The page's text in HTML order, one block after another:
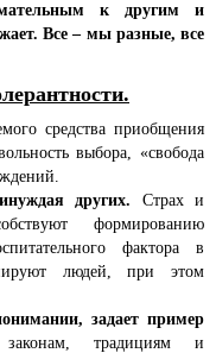
к другим и
Все – мы разные, все
средства приобщения
выбора, «свобода
других. Страх и
формированию
фактора в
людей, при этом
задает пример
законам, традициям и